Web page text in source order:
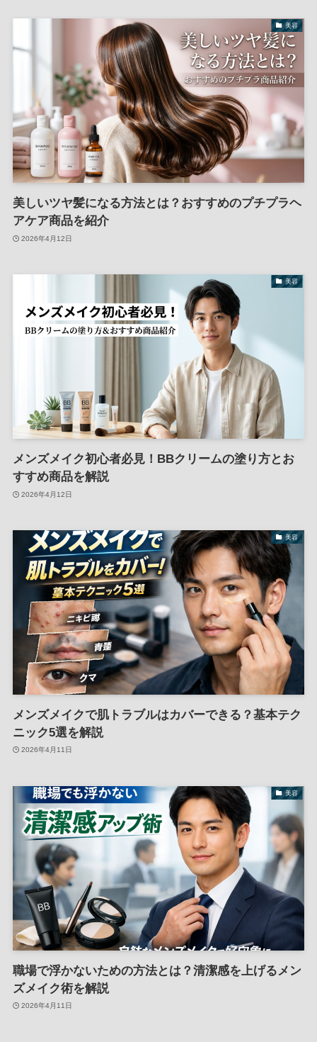
美容
美しいツヤ髪になる方法とは？おすすめのプチプラヘ
アケア商品を紹介
2026年4月12日
美容
メンズメイク初心者必見！BBクリームの塗り方とお
すすめ商品を解説
2026年4月12日
美容
メンズメイクで肌トラブルはカバーできる？基本テク
ニック5選を解説
2026年4月11日
美容
職場で浮かないための方法とは？清潔感を上げるメン
ズメイク術を解説
2026年4月11日